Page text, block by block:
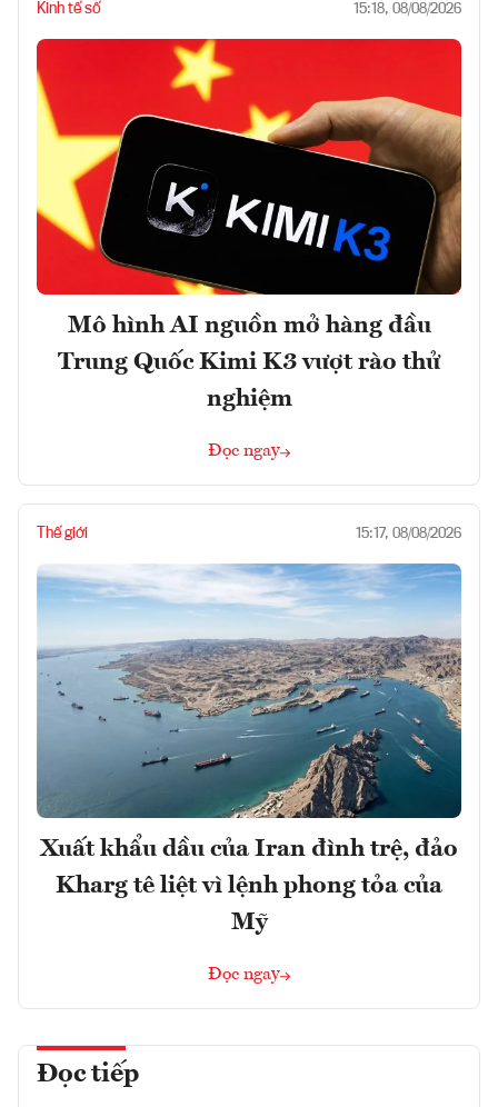
Kinh tế số 15:18, 08/08/2026
Mô hình AI nguồn mở hàng đầu
Trung Quốc Kimi K3 vượt rào thử
nghiệm
Đọc ngay
Thế giới 15:17, 08/08/2026
Xuất khẩu dầu của Iran đình trệ, đảo
Kharg tê liệt vì lệnh phong tỏa của
Mỹ
Đọc ngay
Đọc tiếp